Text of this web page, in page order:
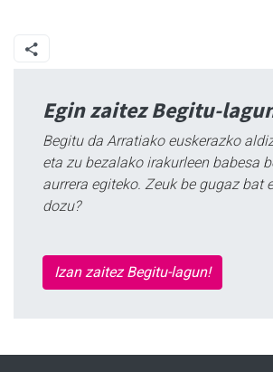
Egin zaitez Begitu-
Begitu da Arratiako euskerazko
eta zu bezalako irakurleen babesa
aurrera egiteko. Zeuk be gugaz bat
dozu?
Izan zaitez Begitu-lagun!